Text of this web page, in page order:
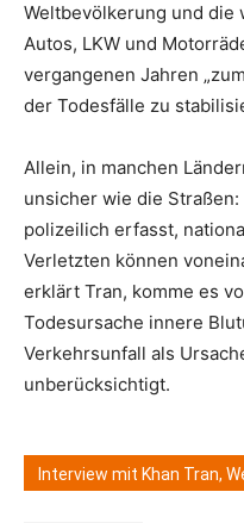
Weltbevölkerung und die
Autos, LKW und
vergangenen Jahren
der Todesfälle zu
Allein, in manchen
unsicher wie die
polizeilich erfasst,
Verletzten können
erklärt Tran, komme es
Todesursache innere
Verkehrsunfall als
unberücksichtigt.
Interview mit Khan Tran,